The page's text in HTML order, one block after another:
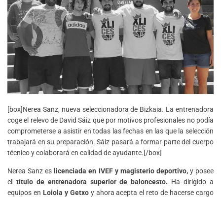
[box]Nerea Sanz, nueva seleccionadora de Bizkaia. La entrenadora
coge el relevo de David Sáiz que por motivos profesionales no podía
comprometerse a asistir en todas las fechas en las que la selección
trabajará en su preparación. Sáiz pasará a formar parte del cuerpo
técnico y colaborará en calidad de ayudante.[/box]
Nerea Sanz es licenciada en IVEF y magisterio deportivo, y posee
e l título de entrenadora superior de baloncesto. Ha dirigido a
equipos en Loiola y Getxo y ahora acepta el reto de hacerse cargo